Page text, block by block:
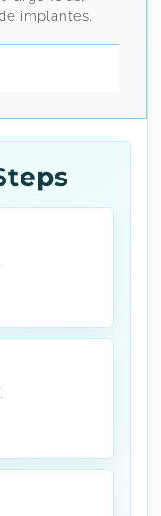
implantes.